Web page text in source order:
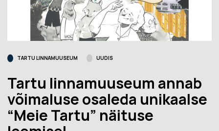
TARTU LINNAMUUSEUM UUDIS
Tartu linnamuuseum annab
võimaluse osaleda unikaalse
“Meie Tartu” näituse